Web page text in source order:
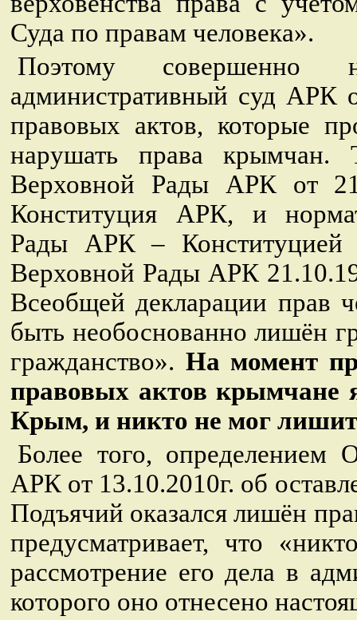
Суда по правам человека».
Поэтому совершенно
административный суд АРК
правовых актов, которые
нарушать права крымчан.
Верховной Рады АРК от
Конституция АРК, и
Рады АРК – Конституцией
Верховной Рады АРК
Всеобщей декларации прав
быть необоснованно лишён
гражданство». На момент
правовых актов крымчане
Крым, и никто не мог
Более того, определением
АРК от 13.10.2010г. об
Подъячий оказался лишён
предусматривает, что
рассмотрение его дела в
которого оно отнесено